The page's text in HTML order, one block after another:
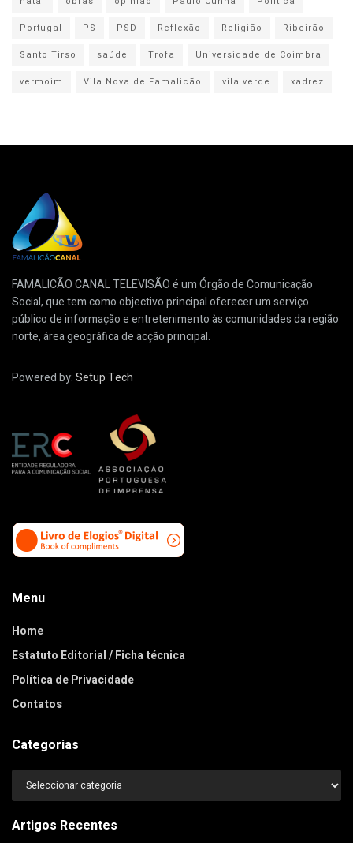
Portugal
PS PSD Reflexão Religião
Ribeirão
Santo Tirso
saúde Trofa
Universidade de Coimbra
vermoim
Vila Nova de Famalicão vila verde xadrez
FAMALICÃO CANAL TELEVISÃO é um Órgão de Comunicação
Social, que tem como objectivo principal oferecer um serviço
público de informação e entretenimento às comunidades da região
norte, área geográfica de acção principal.
Powered by:Setup Tech
Menu
Home
Estatuto Editorial / Ficha técnica
Política de Privacidade
Contatos
Categorias
Categorias
Artigos Recentes